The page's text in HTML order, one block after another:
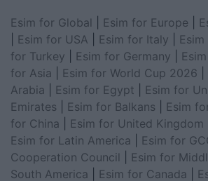
Esim for Global Esim for Europe
Esim for USA Esim for Italy
for Turkey
Esim for Germany
for Asia
Esim for World Cup 2026
Arabia
Esim for Egypt
Esim for
Emirates
Esim for Balkans Esim
for China
Esim for United Kingdom
Esim for Latin America
Esim for
Cooperation Council
Esim for
South America
Esim for Canada